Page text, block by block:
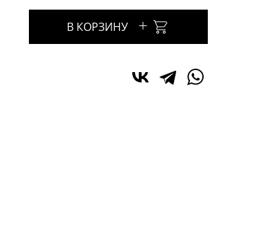
В КОРЗИНУ +